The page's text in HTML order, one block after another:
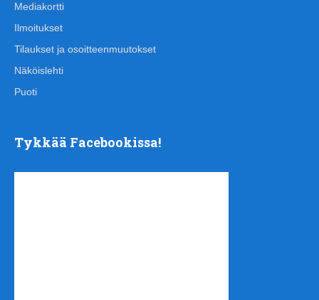
Mediakortti
Ilmoitukset
Tilaukset ja osoitteenmuutokset
Näköislehti
Puoti
Tykkää Facebookissa!